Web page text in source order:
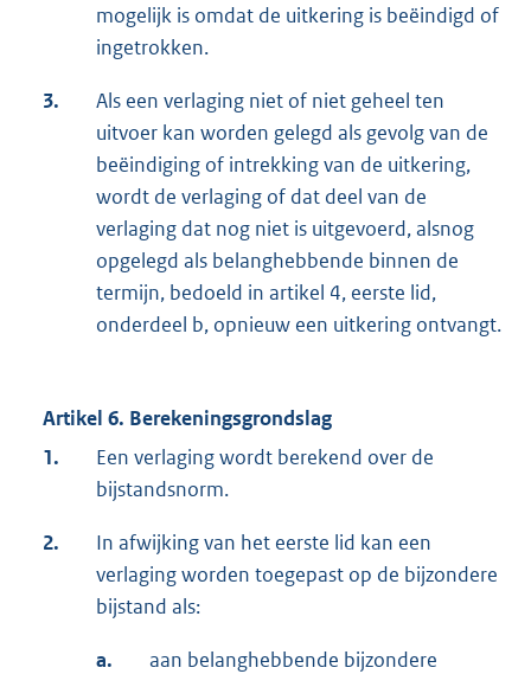
mogelijk is omdat de uitkering is beëindigd of
ingetrokken.
3.
Als een verlaging niet of niet geheel ten
uitvoer kan worden gelegd als gevolg van de
beëindiging of intrekking van de uitkering,
wordt de verlaging of dat deel van de
verlaging dat nog niet is uitgevoerd, alsnog
opgelegd als belanghebbende binnen de
termijn, bedoeld in artikel 4, eerste lid,
onderdeel b, opnieuw een uitkering ontvangt.
Artikel 6. Berekeningsgrondslag
1.
Een verlaging wordt berekend over de
bijstandsnorm.
2.
In afwijking van het eerste lid kan een
verlaging worden toegepast op de bijzondere
bijstand als:
a.
aan belanghebbende bijzondere